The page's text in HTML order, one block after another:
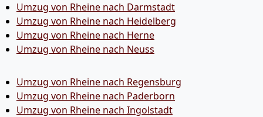
Umzug von Rheine nach Darmstadt
Umzug von Rheine nach Heidelberg
Umzug von Rheine nach Herne
Umzug von Rheine nach Neuss
Umzug von Rheine nach Regensburg
Umzug von Rheine nach Paderborn
Umzug von Rheine nach Ingolstadt